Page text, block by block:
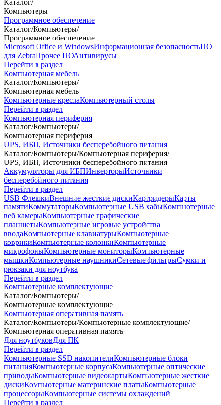
Каталог/
Компьютеры
Программное обеспечение
Каталог/Компьютеры/
Программное обеспечение
Microsoft Office и WindowsИнформационная безопасностьПО
для ZebraПрочее ПОАнтивирусы
Перейти в раздел
Компьютерная мебель
Каталог/Компьютеры/
Компьютерная мебель
Компьютерные креслаКомпьютерный столы
Перейти в раздел
Компьютерная периферия
Каталог/Компьютеры/
Компьютерная периферия
UPS, ИБП, Источники бесперебойного питания
Каталог/Компьютеры/Компьютерная периферия/
UPS, ИБП, Источники бесперебойного питания
Аккумуляторы для ИБПИнверторыИсточники
бесперебойного питания
Перейти в раздел
USB ФлешкиВнешние жесткие дискиКартридерыКарты
памятиКоммутаторыКомпьютерные USB хабыКомпьютерные
веб камерыКомпьютерные графические
планшетыКомпьютерные игровые устройства
вводаКомпьютерные клавиатурыКомпьютерные
коврикиКомпьютерные колонкиКомпьютерные
микрофоныКомпьютерные мониторыКомпьютерные
мышкиКомпьютерные наушникиСетевые фильтрыСумки и
рюкзаки для ноутбука
Перейти в раздел
Компьютерные комплектующие
Каталог/Компьютеры/
Компьютерные комплектующие
Компьютерная оперативная память
Каталог/Компьютеры/Компьютерные комплектующие/
Компьютерная оперативная память
Для ноутбуковДля ПК
Перейти в раздел
Компьютерные SSD накопителиКомпьютерные блоки
питанияКомпьютерные корпусаКомпьютерные оптические
приводыКомпьютерные видеокартыКомпьютерные жесткие
дискиКомпьютерные материнские платыКомпьютерные
процессорыКомпьютерные системы охлаждений
Перейти в раздел